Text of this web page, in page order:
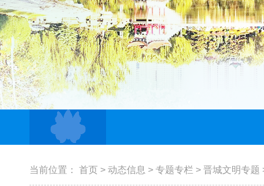
当前位置： 首页 > 动态信息 > 专题专栏 > 晋城文明专题